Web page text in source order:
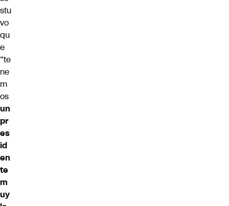
stu
vo
qu
e
“te
ne
m
os
un
pr
es
id
en
te
m
uy